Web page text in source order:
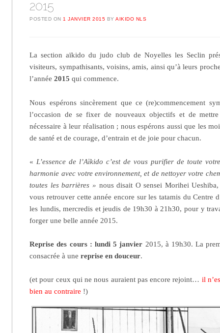
2015
POSTED ON1 JANVIER 2015 BYAIKIDO NLS
La section aïkido du judo club de Noyelles les Seclin
visiteurs, sympathisants, voisins, amis, ainsi qu’à leurs
l’année2015 qui commence.
Nous espérons sincèrement que ce (re)commencement
l’occasion de se fixer de nouveaux objectifs et de
nécessaire à leur réalisation ; nous espérons aussi que les
de santé et de courage, d’entrain et de joie pour chacun.
« L’essence de l’Aïkido c’est de vous purifier de toute
harmonie avec votre environnement, et de nettoyer votre
toutes les barrières » nous disait O sensei Morihei
vous retrouver cette année encore sur les tatamis du Centre
les lundis, mercredis et jeudis de 19h30 à 21h30, pour y
forger une belle année 2015.
Reprise des cours : lundi 5 janvier 2015, à 19h30. La
consacrée à unereprise en douceur.
(et pour ceux qui ne nous auraient pas encore rejoint… il
bien au contraire !)